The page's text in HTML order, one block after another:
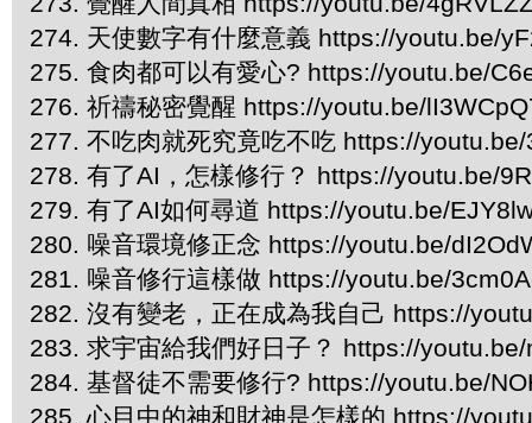
274. 天使數字有什麼意義 https://youtu.be/
275. 食肉都可以有愛心? https://youtu.be/
276. 祈禱秘密覺醒 https://youtu.be/
277. 不吃肉就死究竟吃不吃 https://
278. 有了AI，怎樣修行？ https://youtu.be/
279. 有了AI如何尋道 https://youtu.be/
280. 噪音環境修正念 https://youtu.be/
281. 噪音修行這樣做 https://youtu.be/
282. 沒有變老，正在成為我自己 https://
283. 求宇宙給我們好日子？ https://
284. 基督徒不需要修行? https://youtu.be/
285. 心目中的神和財神是怎樣的 https://